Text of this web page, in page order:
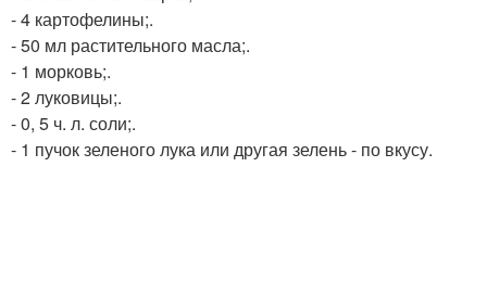
- 4 картофелины;.
- 50 мл растительного масла;.
- 1 морковь;.
- 2 луковицы;.
- 0, 5 ч. л. соли;.
- 1 пучок зеленого лука или другая зелень - по вкусу.